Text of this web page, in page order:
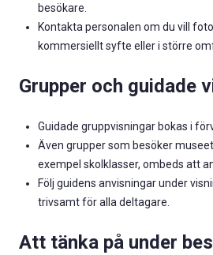
besökare.
Kontakta personalen om du vill
kommersiellt syfte eller i större
Grupper och guidade
Guidade gruppvisningar bokas i
Även grupper som besöker museet
exempel skolklasser, ombeds att
Följ guidens anvisningar under
trivsamt för alla deltagare.
Att tänka på under